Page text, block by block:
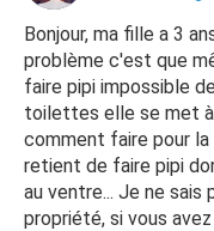
Bonjour, ma fille a 3
problème c'est que
faire pipi impossible
toilettes elle se met
comment faire pour
retient de faire pipi
au ventre... Je ne
propriété, si vous